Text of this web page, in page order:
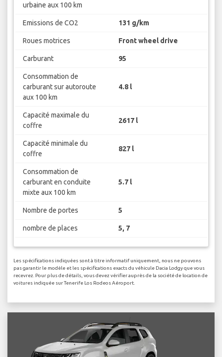
urbaine aux 100 km
Emissions de CO2 131 g/km
Roues motrices Front wheel drive
Carburant 95
Consommation de
carburant sur autoroute
aux 100 km
4.8 l
Capacité maximale du
coffre
2617 l
Capacité minimale du
coffre
827 l
Consommation de
carburant en conduite
mixte aux 100 km
5.7 l
Nombre de portes 5
nombre de places 5, 7
Les spécifications indiquées sont à titre informatif uniquement, nous ne pouvons
pas garantir le modèle et les spécifications exacts du véhicule Dacia Lodgy que vous
recevrez. Pour plus de détails, vous devez vérifier auprès de la société de location de
voitures indiquée sur Tenerife Los Rodeos Aéroport.